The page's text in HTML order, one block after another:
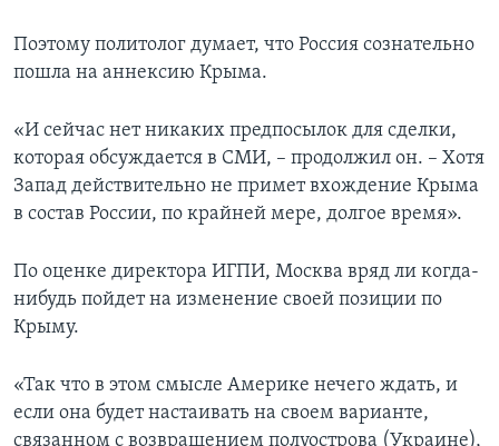
Поэтому политолог думает, что Россия сознательно
пошла на аннексию Крыма.
«И сейчас нет никаких предпосылок для сделки,
которая обсуждается в СМИ, – продолжил он. – Хотя
Запад действительно не примет вхождение Крыма
в состав России, по крайней мере, долгое время».
По оценке директора ИГПИ, Москва вряд ли когда-
нибудь пойдет на изменение своей позиции по
Крыму.
«Так что в этом смысле Америке нечего ждать, и
если она будет настаивать на своем варианте,
связанном с возвращением полуострова (Украине),